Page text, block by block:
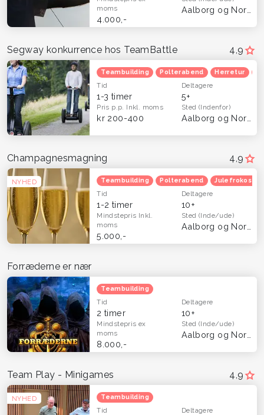
moms
4.000,-
4,9
Segway konkurrence hos TeamBattle
Teambuilding Polterabend Herretur
Tid
1-3 timer
Deltagere
5+
Pris p.p. Inkl. moms
kr 200-400
Sted(Indenfor)
4,9
NYHED
Champagnesmagning
Teambuilding Polterabend Julefrokost
Tid
1-2 timer
Deltagere
10+
Mindstepris Inkl.
moms
5.000,-
Sted(Inde/ude)
Forræderne er nær
Teambuilding
Tid
2 timer
Deltagere
10+
Mindstepris ex
moms
8.000,-
Sted(Inde/ude)
4,9
NYHED
Team Play - Minigames
Teambuilding
Tid Deltagere